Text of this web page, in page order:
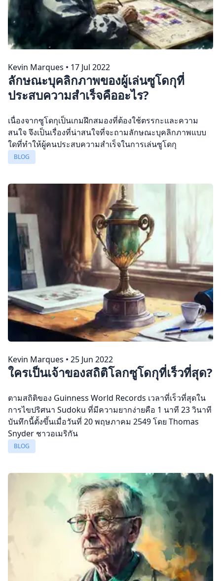
Kevin Marques • 17 Jul 2022
ลักษณะบุคลิกภาพของผู้เล่นซูโดกุที่
ประสบความสำเร็จคืออะไร?
เนื่องจากซูโดกุเป็นเกมฝึกสมองที่ต้องใช้ตรรกะและความ
สนใจ จึงเป็นเรื่องที่น่าสนใจที่จะถามลักษณะบุคลิกภาพแบบ
ใดที่ทำให้ผู้คนประสบความสำเร็จในการเล่นซูโดกุ
BLOG
Kevin Marques • 25 Jun 2022
ใครเป็นเจ้าของสถิติโลกซูโดกุที่เร็วที่สุด?
ตามสถิติของ Guinness World Records เวลาที่เร็วที่สุดใน
การไขปริศนา Sudoku ที่มีความยากง่ายคือ 1 นาที 23 วินาที
บันทึกนี้ตั้งขึ้นเมื่อวันที่ 20 พฤษภาคม 2549 โดย Thomas
Snyder ชาวอเมริกัน
BLOG